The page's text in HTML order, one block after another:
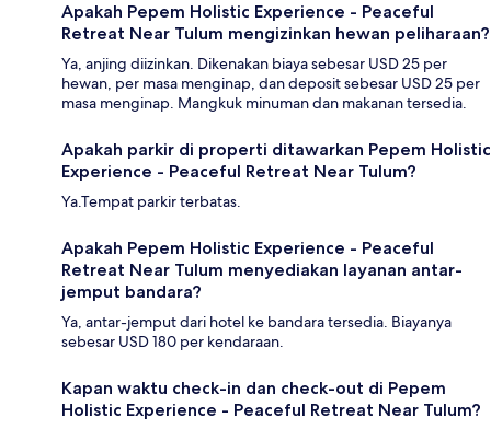
Apakah Pepem Holistic Experience - Peaceful
Retreat Near Tulum mengizinkan hewan peliharaan?
Ya, anjing diizinkan. Dikenakan biaya sebesar USD 25 per
hewan, per masa menginap, dan deposit sebesar USD 25 per
masa menginap. Mangkuk minuman dan makanan tersedia.
Apakah parkir di properti ditawarkan Pepem Holistic
Experience - Peaceful Retreat Near Tulum?
Ya.Tempat parkir terbatas.
Apakah Pepem Holistic Experience - Peaceful
Retreat Near Tulum menyediakan layanan antar-
jemput bandara?
Ya, antar-jemput dari hotel ke bandara tersedia. Biayanya
sebesar USD 180 per kendaraan.
Kapan waktu check-in dan check-out di Pepem
Holistic Experience - Peaceful Retreat Near Tulum?